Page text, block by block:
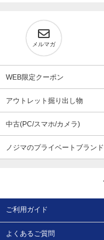
メルマガ
WEB限定クーポン
アウトレット掘り出し物
中古(PC/スマホ/カメラ)
ノジマのプライベートブランド
ご利用ガイド
よくあるご質問